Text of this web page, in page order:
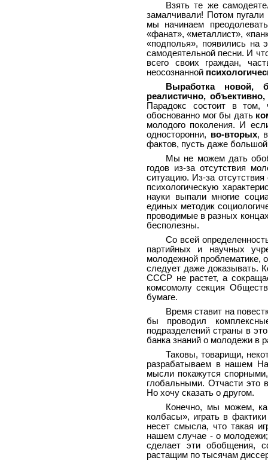
Взять те же
замалчивали! Потом
мы начинаем
«фанат», «металлист»,
«подполья», появились на
самодеятельной песни. И
всего своих граждан,
неосознанной
Выработка новой,
реалистично,
Парадокс состоит в том,
обоснованно мог бы дать
молодого поколения. И
односторонни, во-вторых,
фактов, пусть даже
Мы не можем дать
годов из-за отсутствия
ситуацию. Из-за
психологическую
науки выпали многие
единых методик
проводимые в разных
бесполезны.
Со всей
партийных и научных
молодежной проблематике,
следует даже доказывать.
СССР не растет, а
комсомолу секция
бумаге.
Время ставит на
бы проводил
подразделений страны в
банка знаний о молодежи
Таковы, товарищи,
разрабатываем в нашем
мысли покажутся
глобальными. Отчасти это
Но хочу сказать о другом.
Конечно, мы можем,
колбасы», играть в
несет смысла, что такая
нашем случае - о молодежи;
сделает эти обобщения,
растащим по тысячам